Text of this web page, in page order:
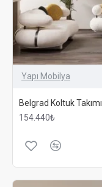
Yapı Mobilya
Belgrad Koltuk Takımı
154.440₺